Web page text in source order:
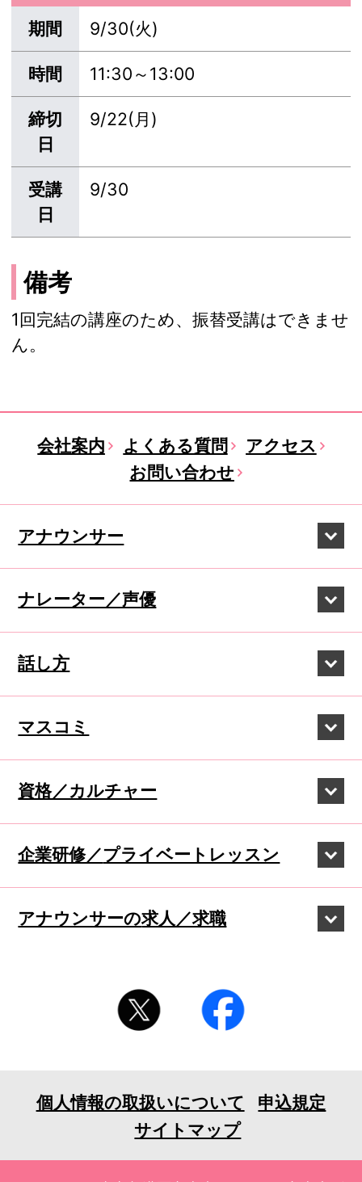
期間 9/30(火)
時間 11:30～13:00
締切
日
9/22(月)
受講
日
9/30
備考
1回完結の講座のため、振替受講はできませ
ん。
会社案内 よくある質問
アクセス
お問い合わせ
アナウンサー
ナレーター／声優
話し方
マスコミ
資格／カルチャー
企業研修／プライベートレッスン
アナウンサーの求人／求職
個人情報の取扱いについて
申込規定
サイトマップ